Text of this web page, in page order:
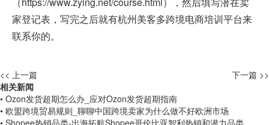
家登记表，写完之后就有杭州美客多跨境电商培训平台来
联系你的。
<< 上一篇
下一篇 >>
相关新闻
• Ozon发货超期怎么办_应对Ozon发货超期指南
• 欧盟跨境贸易规则_聊聊中国跨境卖家为什么做不好欧洲市场